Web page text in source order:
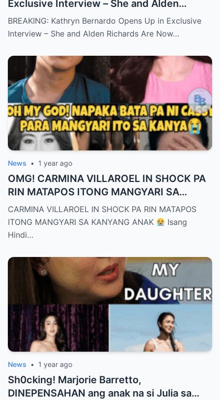
Exclusive Interview – She and Alden
Richards Are Now Officially Together
BREAKING: Kathryn Bernardo Opens Up in Exclusive
Interview – She and Alden Richards Are Now…
News • 1 year ago
OMG! CARMINA VILLAROEL IN SHOCK PA
RIN MATAPOS ITONG MANGYARI SA
KANYANG ANAK
CARMINA VILLAROEL IN SHOCK PA RIN MATAPOS
ITONG MANGYARI SA KANYANG ANAK
Isang
Hindi…
News • 1 year ago
Sh0cking! Marjorie Barretto,
DINEPENSAHAN ang anak na si Julia sa